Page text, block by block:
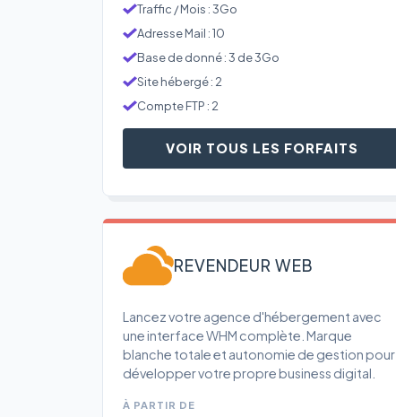
Traffic / Mois : 3Go
Adresse Mail : 10
Base de donné : 3 de 3Go
Site hébergé : 2
Compte FTP : 2
VOIR TOUS LES FORFAITS
REVENDEUR WEB
Lancez votre agence d'hébergement avec
une interface WHM complète. Marque
blanche totale et autonomie de gestion pour
développer votre propre business digital.
À PARTIR DE